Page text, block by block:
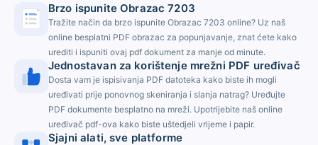
Brzo ispunite Obrazac 7203
Tražite način da brzo ispunite Obrazac 7203 online? Uz naš
online besplatni PDF obrazac za popunjavanje, znat ćete kako
urediti i ispuniti ovaj pdf dokument za manje od minute.
Jednostavan za korištenje mrežni PDF uređivač
Dosta vam je ispisivanja PDF datoteka kako biste ih mogli
uređivati ​​prije ponovnog skeniranja i slanja natrag? Uređujte
PDF dokumente besplatno na mreži. Upotrijebite naš online
uređivač pdf-ova kako biste uštedjeli vrijeme i papir.
Sjajni alati, sve platforme